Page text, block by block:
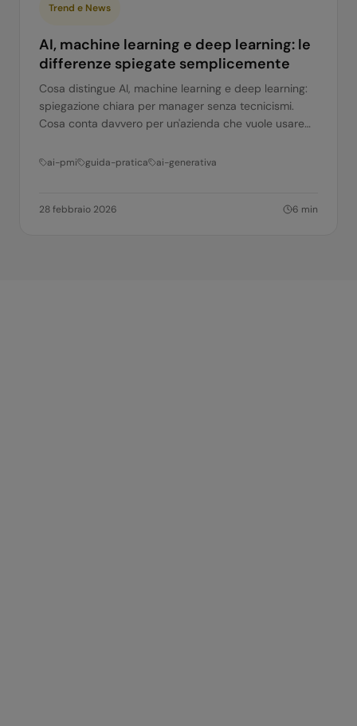
Trend e News
AI, machine learning e deep learning: le
differenze spiegate semplicemente
Cosa distingue AI, machine learning e deep learning:
spiegazione chiara per manager senza tecnicismi.
Cosa conta davvero per un'azienda che vuole usare
ai-pmi guida-pratica ai-generativa
28 febbraio 2026 6 min